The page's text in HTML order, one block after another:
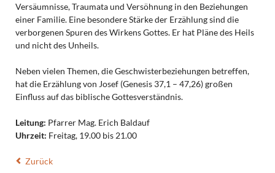
Versäumnisse, Traumata und Versöhnung in den Beziehungen
einer Familie. Eine besondere Stärke der Erzählung sind die
verborgenen Spuren des Wirkens Gottes. Er hat Pläne des Heils
und nicht des Unheils.
Neben vielen Themen, die Geschwisterbeziehungen betreffen,
hat die Erzählung von Josef (Genesis 37,1 – 47,26) großen
Einfluss auf das biblische Gottesverständnis.
Leitung: Pfarrer Mag. Erich Baldauf
Uhrzeit: Freitag, 19.00 bis 21.00
Zurück